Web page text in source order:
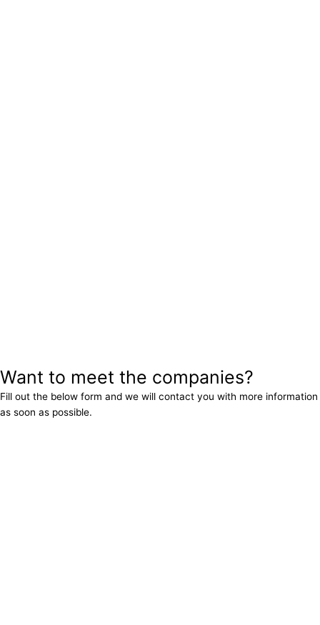
Want to meet the companies?
Fill out the below form and we will contact you with more information
as soon as possible.